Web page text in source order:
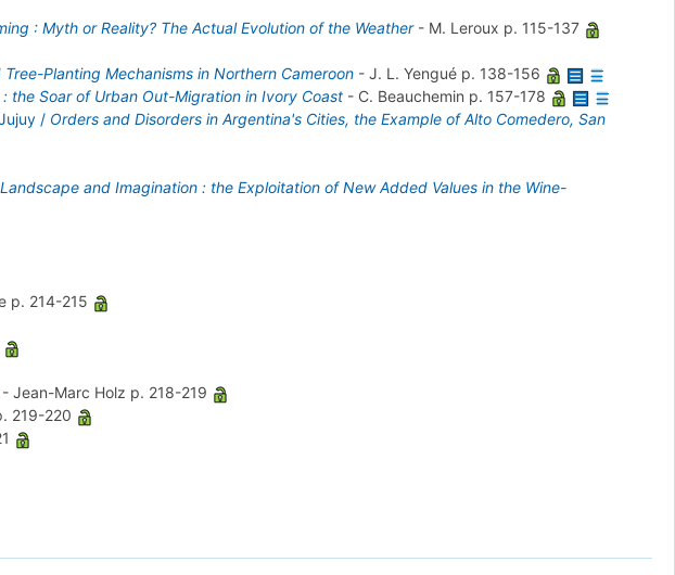
: Myth or Reality? The Actual Evolution of the Weather- M. Leroux p. 115-137
Tree-Planting Mechanisms in Northern Cameroon -J. L. Yengué p. 138-156
the Soar of Urban Out-Migration in Ivory Coast - C. Beauchemin p. 157-178
/ Orders and Disorders in Argentina's Cities, the Example of Alto Comedero, San
Landscape and Imagination : the Exploitation of New Added Values in the Wine-
p. 214-215
-Jean-Marc Holz p. 218-219
219-220